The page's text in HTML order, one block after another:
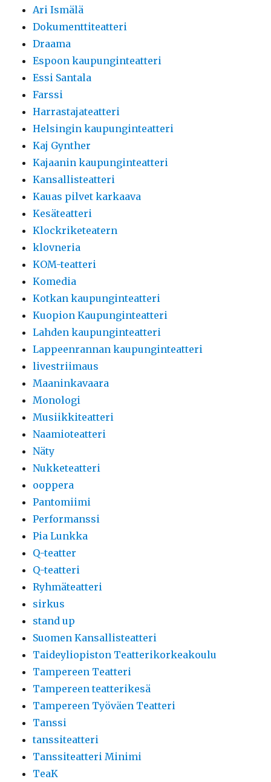
Ari Ismälä
Dokumenttiteatteri
Draama
Espoon kaupunginteatteri
Essi Santala
Farssi
Harrastajateatteri
Helsingin kaupunginteatteri
Kaj Gynther
Kajaanin kaupunginteatteri
Kansallisteatteri
Kauas pilvet karkaava
Kesäteatteri
Klockriketeatern
klovneria
KOM-teatteri
Komedia
Kotkan kaupunginteatteri
Kuopion Kaupunginteatteri
Lahden kaupunginteatteri
Lappeenrannan kaupunginteatteri
livestriimaus
Maaninkavaara
Monologi
Musiikkiteatteri
Naamioteatteri
Näty
Nukketeatteri
ooppera
Pantomiimi
Performanssi
Pia Lunkka
Q-teatter
Q-teatteri
Ryhmäteatteri
sirkus
stand up
Suomen Kansallisteatteri
Taideyliopiston Teatterikorkeakoulu
Tampereen Teatteri
Tampereen teatterikesä
Tampereen Työväen Teatteri
Tanssi
tanssiteatteri
Tanssiteatteri Minimi
TeaK